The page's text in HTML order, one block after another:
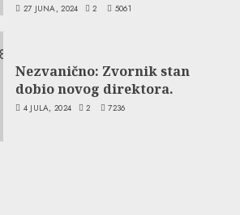
27 JUNA, 2024 2 5061
Nezvanično: Zvornik stan
dobio novog direktora.
4 JULA, 2024 2 7236